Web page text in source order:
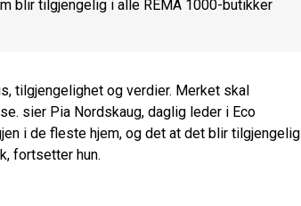
blir tilgjengelig i alle REMA 1000-butikker
tilgjengelighet og verdier. Merket skal
sier Pia Nordskaug, daglig leder i Eco
i de fleste hjem, og det at det blir tilgjengelig
fortsetter hun.